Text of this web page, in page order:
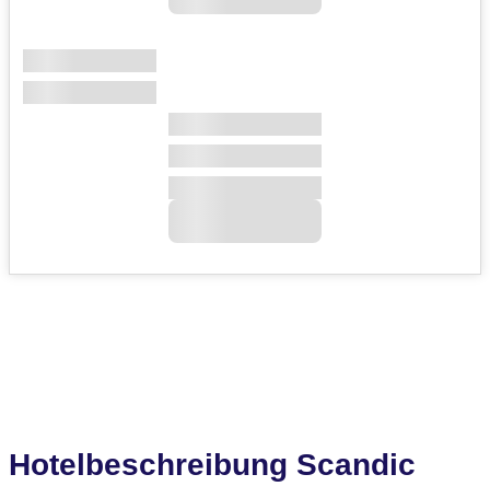
Hotelbeschreibung Scandic